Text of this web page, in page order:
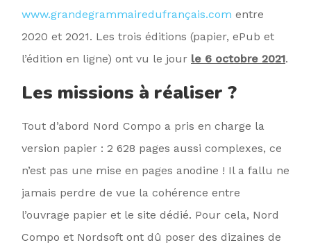
www.grandegrammairedufrançais.com entre
2020 et 2021. Les trois éditions (papier, ePub et
l’édition en ligne) ont vu le jour le 6 octobre 2021.
Les missions à réaliser ?
Tout d’abord Nord Compo a pris en charge la
version papier : 2 628 pages aussi complexes, ce
n’est pas une mise en pages anodine ! Il a fallu ne
jamais perdre de vue la cohérence entre
l’ouvrage papier et le site dédié. Pour cela, Nord
Compo et Nordsoft ont dû poser des dizaines de